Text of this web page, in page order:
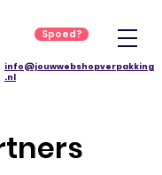
info@jouwwebshopverpakking
.nl
Spoed?